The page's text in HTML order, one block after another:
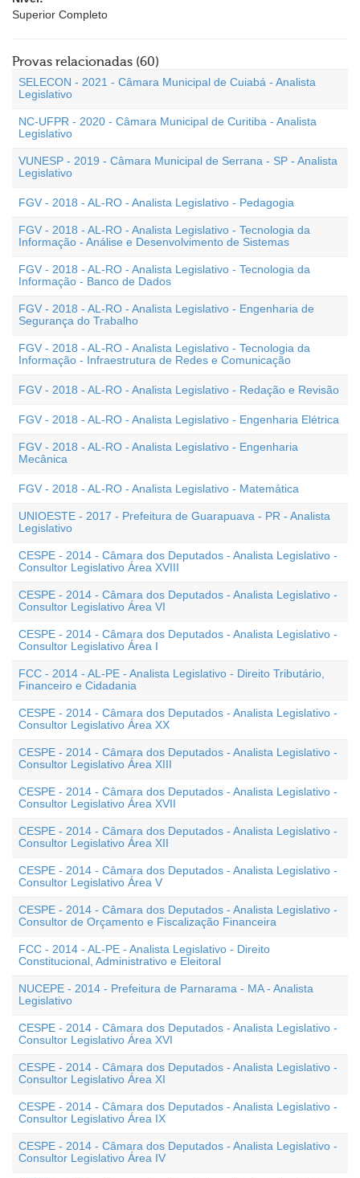
Superior Completo
Provas relacionadas (60)
SELECON - 2021 - Câmara Municipal de Cuiabá - Analista
Legislativo
NC-UFPR - 2020 - Câmara Municipal de Curitiba - Analista
Legislativo
VUNESP - 2019 - Câmara Municipal de Serrana - SP - Analista
Legislativo
FGV - 2018 - AL-RO - Analista Legislativo - Pedagogia
FGV - 2018 - AL-RO - Analista Legislativo - Tecnologia da
Informação - Análise e Desenvolvimento de Sistemas
FGV - 2018 - AL-RO - Analista Legislativo - Tecnologia da
Informação - Banco de Dados
FGV - 2018 - AL-RO - Analista Legislativo - Engenharia de
Segurança do Trabalho
FGV - 2018 - AL-RO - Analista Legislativo - Tecnologia da
Informação - Infraestrutura de Redes e Comunicação
FGV - 2018 - AL-RO - Analista Legislativo - Redação e Revisão
FGV - 2018 - AL-RO - Analista Legislativo - Engenharia Elétrica
FGV - 2018 - AL-RO - Analista Legislativo - Engenharia
Mecânica
FGV - 2018 - AL-RO - Analista Legislativo - Matemática
UNIOESTE - 2017 - Prefeitura de Guarapuava - PR - Analista
Legislativo
CESPE - 2014 - Câmara dos Deputados - Analista Legislativo -
Consultor Legislativo Área XVIII
CESPE - 2014 - Câmara dos Deputados - Analista Legislativo -
Consultor Legislativo Área VI
CESPE - 2014 - Câmara dos Deputados - Analista Legislativo -
Consultor Legislativo Área I
FCC - 2014 - AL-PE - Analista Legislativo - Direito Tributário,
Financeiro e Cidadania
CESPE - 2014 - Câmara dos Deputados - Analista Legislativo -
Consultor Legislativo Área XX
CESPE - 2014 - Câmara dos Deputados - Analista Legislativo -
Consultor Legislativo Área XIII
CESPE - 2014 - Câmara dos Deputados - Analista Legislativo -
Consultor Legislativo Área XVII
CESPE - 2014 - Câmara dos Deputados - Analista Legislativo -
Consultor Legislativo Área XII
CESPE - 2014 - Câmara dos Deputados - Analista Legislativo -
Consultor Legislativo Área V
CESPE - 2014 - Câmara dos Deputados - Analista Legislativo -
Consultor de Orçamento e Fiscalização Financeira
FCC - 2014 - AL-PE - Analista Legislativo - Direito
Constitucional, Administrativo e Eleitoral
NUCEPE - 2014 - Prefeitura de Parnarama - MA - Analista
Legislativo
CESPE - 2014 - Câmara dos Deputados - Analista Legislativo -
Consultor Legislativo Área XVI
CESPE - 2014 - Câmara dos Deputados - Analista Legislativo -
Consultor Legislativo Área XI
CESPE - 2014 - Câmara dos Deputados - Analista Legislativo -
Consultor Legislativo Área IX
CESPE - 2014 - Câmara dos Deputados - Analista Legislativo -
Consultor Legislativo Área IV